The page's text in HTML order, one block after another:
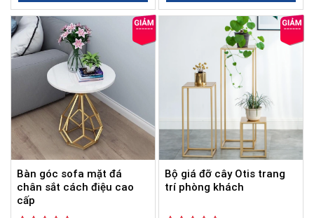
5
sao
5
sao
Bàn góc sofa mặt đá
chân sắt cách điệu cao
cấp
Bộ giá đỡ cây Otis trang
trí phòng khách